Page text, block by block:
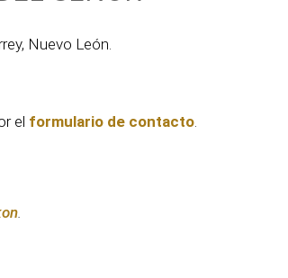
Nuevo León.
el formulario de contacto.
.